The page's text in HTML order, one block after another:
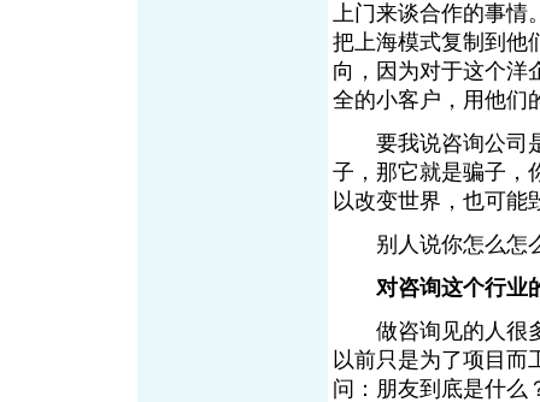
上门来谈合作的事情
把上海模式复制到他
向，因为对于这个洋
全的小客户，用他们
要我说咨询公司是
子，那它就是骗子，
以改变世界，也可能
别人说你怎么怎么
对咨询这个行业
做咨询见的人很多
以前只是为了项目而
问：朋友到底是什么